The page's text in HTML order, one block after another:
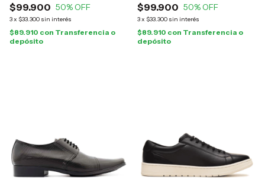
$99.900 50% OFF
3x $33.300 sin interés
$89.910 con Transferencia o
depósito
$99.900 50% OFF
3x $33.300 sin interés
$89.910 con Transferencia o
depósito